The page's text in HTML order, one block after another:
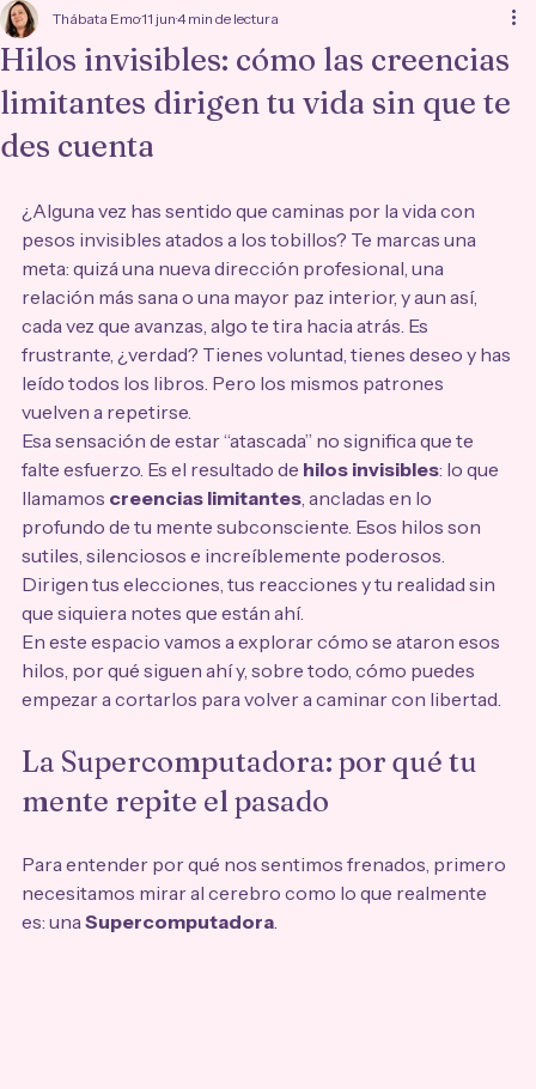
Hilos invisibles: cómo las creencias
limitantes dirigen tu vida sin que te
des cuenta
Thábata Emo11 jun4 min de lectura
¿Alguna vez has sentido que caminas por la vida con
pesos invisibles atados a los tobillos? Te marcas una
meta: quizá una nueva dirección profesional, una
relación más sana o una mayor paz interior, y aun así,
cada vez que avanzas, algo te tira hacia atrás. Es
frustrante, ¿verdad? Tienes voluntad, tienes deseo y has
leído todos los libros. Pero los mismos patrones
vuelven a repetirse.
Esa sensación de estar “atascada” no significa que te
falte esfuerzo. Es el resultado de hilos invisibles: lo que
llamamos creencias limitantes, ancladas en lo
profundo de tu mente subconsciente. Esos hilos son
sutiles, silenciosos e increíblemente poderosos.
Dirigen tus elecciones, tus reacciones y tu realidad sin
que siquiera notes que están ahí.
En este espacio vamos a explorar cómo se ataron esos
hilos, por qué siguen ahí y, sobre todo, cómo puedes
empezar a cortarlos para volver a caminar con libertad.
La Supercomputadora: por qué tu
mente repite el pasado
Para entender por qué nos sentimos frenados, primero
necesitamos mirar al cerebro como lo que realmente
es: una Supercomputadora.